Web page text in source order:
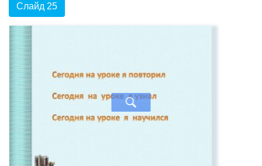
Слайд 25